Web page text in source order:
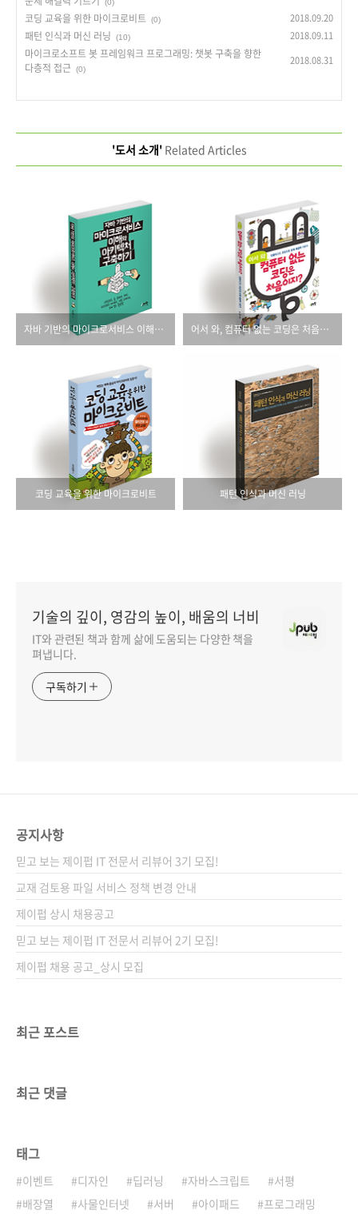
(0)
코딩 교육을 위한 마이크로비트 (0) 2018.09.20
패턴 인식과 머신 러닝 (10) 2018.09.11
마이크로소프트 봇 프레임워크 프로그래밍: 챗봇 구축을 향한
다층적 접근
(0)
2018.08.31
'도서 소개'Related Articles
자바 기반의 마이크로서비스 이해와 아키텍처 구축하기 어서 와, 컴퓨터 없는 코딩은 처음이지? 언플러그드 코딩으로 문제 해결력 기르기
코딩 교육을 위한 마이크로비트 패턴 인식과 머신 러닝
기술의 깊이, 영감의 높이, 배움의 너비
IT와 관련된 책과 함께 삶에 도움되는 다양한 책을
펴냅니다.
구독하기
공지사항
믿고 보는 제이펍 IT 전문서 리뷰어 3기 모집!
교재 검토용 파일 서비스 정책 변경 안내
제이펍 상시 채용공고
믿고 보는 제이펍 IT 전문서 리뷰어 2기 모집!
제이펍 채용 공고_상시 모집
최근 포스트
최근 댓글
태그
이벤트 디자인 딥러닝 자바스크립트
서평
배장열
사물인터넷 서버 아이패드 프로그래밍